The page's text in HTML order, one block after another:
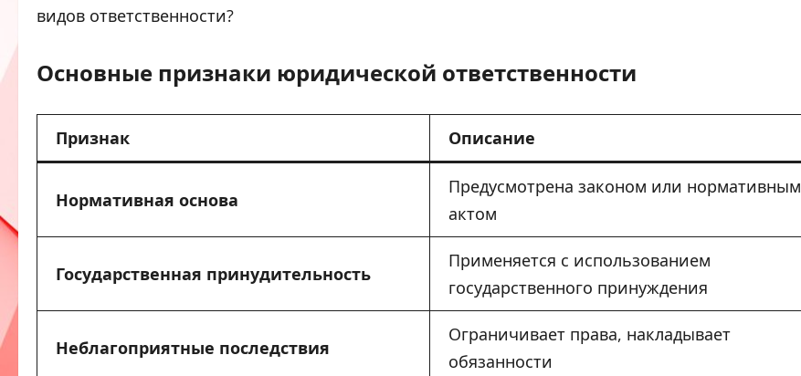
видов ответственности?
Основные признаки юридической ответственности
Признак Описание
Нормативная основа
Предусмотрена законом или нормативным
актом
Государственная принудительность
Применяется с использованием
государственного принуждения
Неблагоприятные последствия
Ограничивает права, накладывает
обязанности